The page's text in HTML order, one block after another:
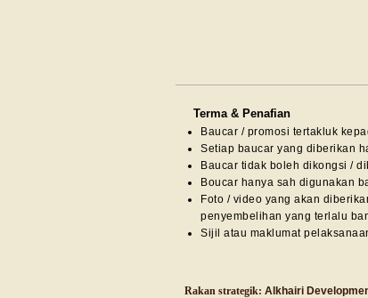
Terma & Penafian
Baucar / promosi tertakluk
Setiap baucar yang diberikan
Baucar tidak boleh dikongsi /
Boucar hanya sah digunakan
Foto / video yang akan
penyembelihan yang terlalu
Sijil atau maklumat
Rakan strategik: Alkhairi